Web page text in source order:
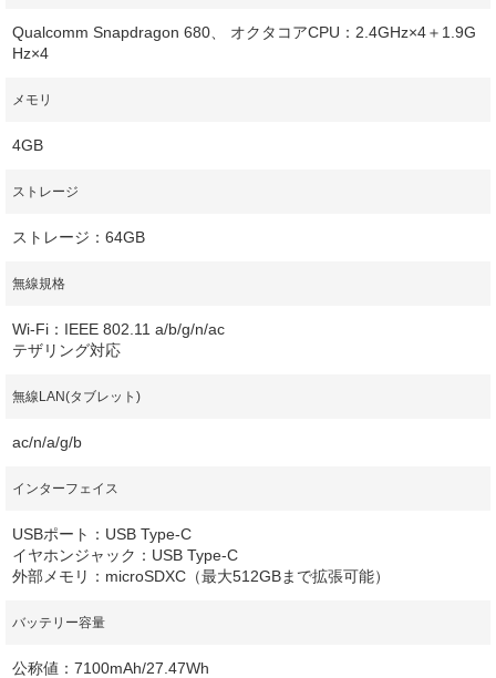
Qualcomm Snapdragon 680、 オクタコアCPU：2.4GHz×4＋1.9G
Hz×4
メモリ
4GB
ストレージ
ストレージ：64GB
無線規格
Wi-Fi：IEEE 802.11 a/b/g/n/ac
テザリング対応
無線LAN(タブレット)
ac/n/a/g/b
インターフェイス
USBポート：USB Type-C
イヤホンジャック：USB Type-C
外部メモリ：microSDXC（最大512GBまで拡張可能）
バッテリー容量
公称値：7100mAh/27.47Wh